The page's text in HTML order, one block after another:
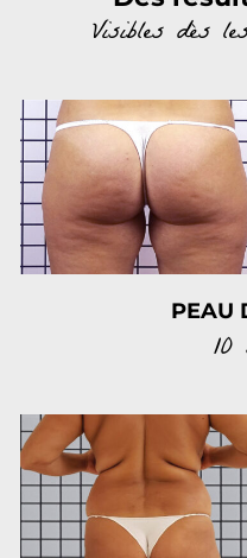
Visibles dès
PEAU
10